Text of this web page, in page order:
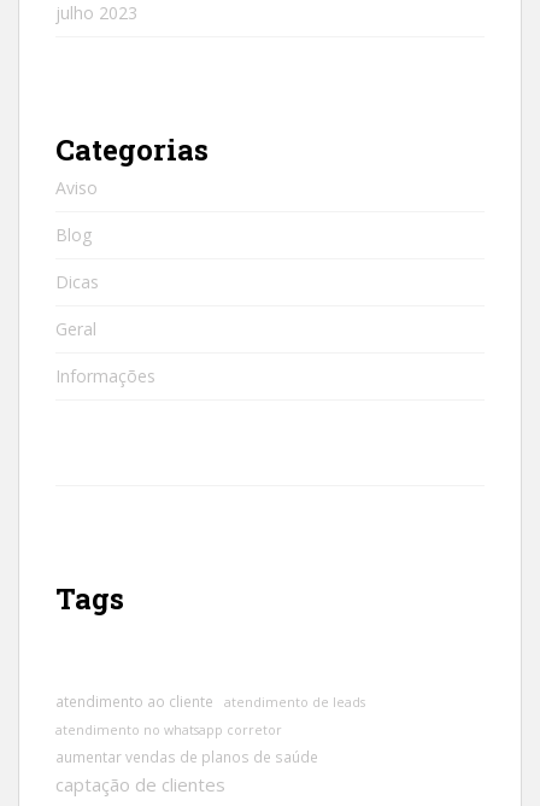
julho 2023
Categorias
Aviso
Blog
Dicas
Geral
Informações
Tags
atendimento ao cliente
atendimento de leads
atendimento no whatsapp corretor
aumentar vendas de planos de saúde
captação de clientes